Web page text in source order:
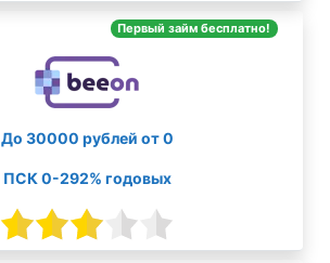
Первый займ бесплатно!
До 30000 рублей от 0
ПСК 0-292% годовых